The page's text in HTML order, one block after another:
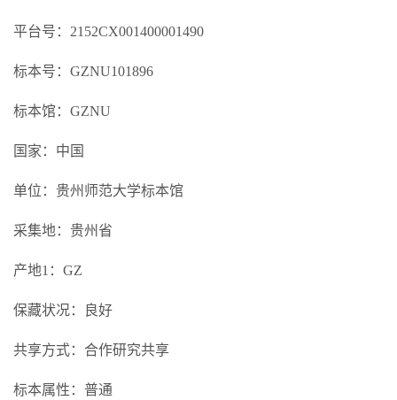
平台号：2152CX001400001490
标本号：GZNU101896
标本馆：GZNU
国家：中国
单位：贵州师范大学标本馆
采集地：贵州省
产地1：GZ
保藏状况：良好
共享方式：合作研究共享
标本属性：普通